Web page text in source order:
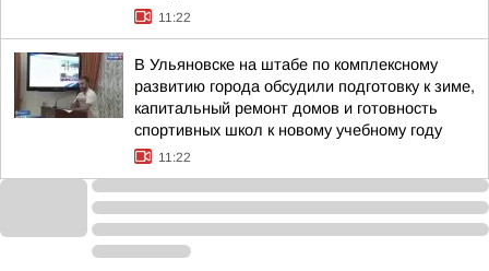
11:22
В Ульяновске на штабе по комплексному
развитию города обсудили подготовку к зиме,
капитальный ремонт домов и готовность
спортивных школ к новому учебному году
11:22